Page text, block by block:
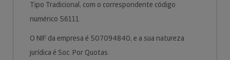
Tipo Tradicional, com o correspondente código
numérico 56111.
O NIF da empresa é 507094840, e a sua natureza
jurídica é Soc. Por Quotas.